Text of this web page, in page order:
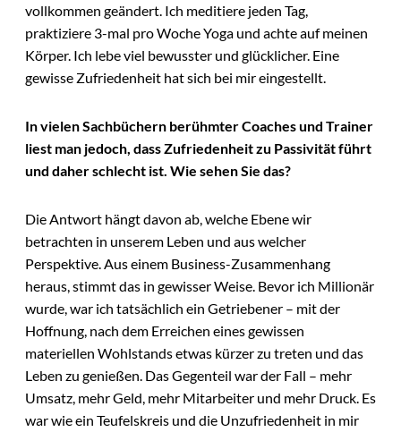
vollkommen geändert. Ich meditiere jeden Tag,
praktiziere 3-mal pro Woche Yoga und achte auf meinen
Körper. Ich lebe viel bewusster und glücklicher. Eine
gewisse Zufriedenheit hat sich bei mir eingestellt.
In vielen Sachbüchern berühmter Coaches und Trainer
liest man jedoch, dass Zufriedenheit zu Passivität führt
und daher schlecht ist. Wie sehen Sie das?
Die Antwort hängt davon ab, welche Ebene wir
betrachten in unserem Leben und aus welcher
Perspektive. Aus einem Business-Zusammenhang
heraus, stimmt das in gewisser Weise. Bevor ich Millionär
wurde, war ich tatsächlich ein Getriebener – mit der
Hoffnung, nach dem Erreichen eines gewissen
materiellen Wohlstands etwas kürzer zu treten und das
Leben zu genießen. Das Gegenteil war der Fall – mehr
Umsatz, mehr Geld, mehr Mitarbeiter und mehr Druck. Es
war wie ein Teufelskreis und die Unzufriedenheit in mir